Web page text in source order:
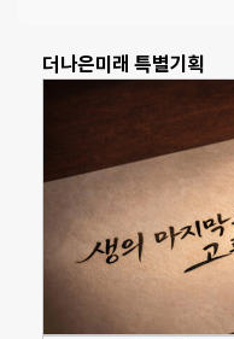
더나은미래 특별기획